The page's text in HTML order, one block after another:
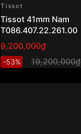
Tissot
Tissot 41mm Nam
T086.407.22.261.00
9,200,000₫
-53% 19,200,000₫